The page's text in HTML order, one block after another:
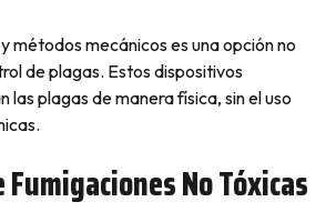
métodos mecánicos es una opción no
de plagas. Estos dispositivos
las plagas de manera física, sin el uso
No Tóxicas